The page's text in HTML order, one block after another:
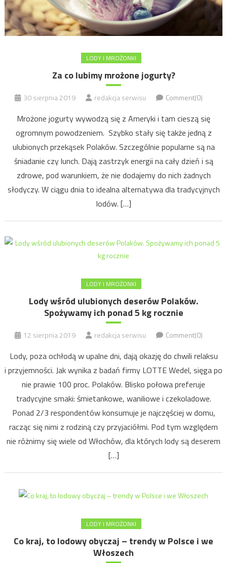
LODY I MROŻONKI
Za co lubimy mrożone jogurty?
30 sierpnia 2019 redakcja serwisu Comment(0)
Mrożone jogurty wywodzą się z Ameryki i tam cieszą się
ogromnym powodzeniem. Szybko stały się także jedną z
ulubionych przekąsek Polaków. Szczególnie popularne są na
śniadanie czy lunch. Dają zastrzyk energii na cały dzień i są
zdrowe, pod warunkiem, że nie dodajemy do nich żadnych
słodyczy. W ciągu dnia to idealna alternatywa dla tradycyjnych
lodów. […]
LODY I MROŻONKI
Lody wśród ulubionych deserów Polaków.
Spożywamy ich ponad 5 kg rocznie
12 sierpnia 2019 redakcja serwisu Comment(0)
Lody, poza ochłodą w upalne dni, dają okazję do chwili relaksu
i przyjemności. Jak wynika z badań firmy LOTTE Wedel, sięga po
nie prawie 100 proc. Polaków. Blisko połowa preferuje
tradycyjne smaki: śmietankowe, waniliowe i czekoladowe.
Ponad 2/3 respondentów konsumuje je najczęściej w domu,
racząc się nimi z rodziną czy przyjaciółmi. Pod tym względem
nie różnimy się wiele od Włochów, dla których lody są deserem
[…]
LODY I MROŻONKI
Co kraj, to lodowy obyczaj – trendy w Polsce i we
Włoszech